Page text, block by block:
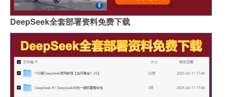
DeepSeek全套部署资料免费下载